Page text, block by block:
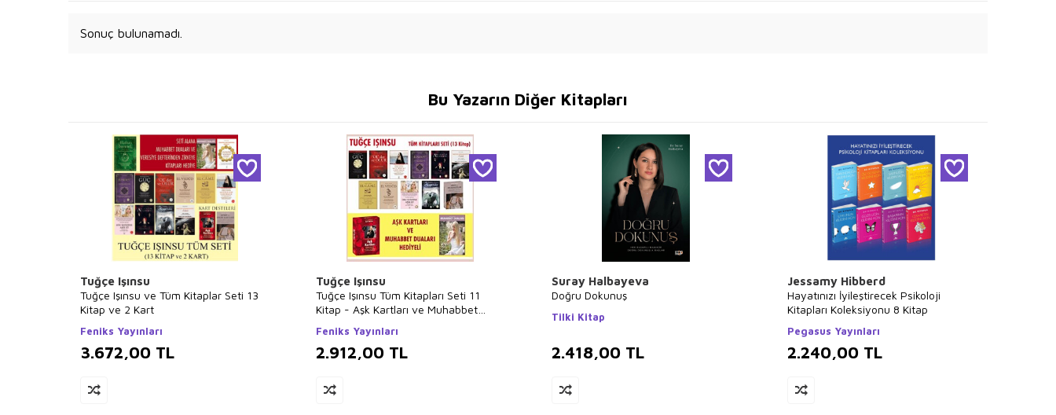
Sonuç bulunamadı.
Bu Yazarın Diğer Kitapları
Tuğçe Işınsu
Tuğçe Işınsu ve Tüm Kitaplar Seti 13
Kitap ve 2 Kart
Feniks Yayınları
3.672,00 TL
Tuğçe Işınsu
Tuğçe Işınsu Tüm Kitapları Seti 11
Kitap - Aşk Kartları ve Muhabbet
Feniks Yayınları
2.912,00 TL
Suray Halbayeva
Doğru Dokunuş
Tilki Kitap
2.418,00 TL
Jessamy Hibberd
Hayatınızı İyileştirecek Psikoloji
Kitapları Koleksiyonu 8 Kitap
Pegasus Yayınları
2.240,00 TL